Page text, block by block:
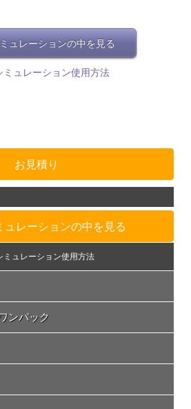
ュレーションの中を見る
ミュレーション使用方法
お見積り
レーションの中を見る
ミュレーション使用方法
ンパック